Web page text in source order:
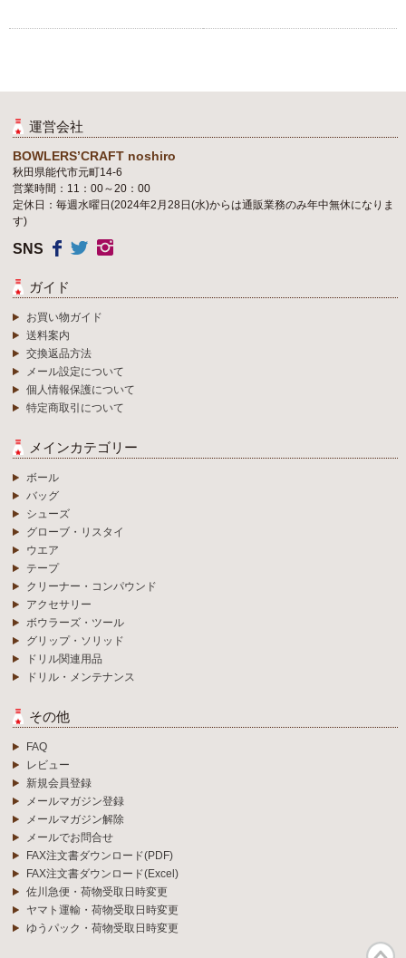
運営会社
BOWLERS’CRAFT noshiro
秋田県能代市元町14-6
営業時間：11：00～20：00
定休日：毎週水曜日(2024年2月28日(水)からは通販業務のみ年中無休になりま
す)
SNS
ガイド
お買い物ガイド
送料案内
交換返品方法
メール設定について
個人情報保護について
特定商取引について
メインカテゴリー
ボール
バッグ
シューズ
グローブ・リスタイ
ウエア
テープ
クリーナー・コンパウンド
アクセサリー
ボウラーズ・ツール
グリップ・ソリッド
ドリル関連用品
ドリル・メンテナンス
その他
FAQ
レビュー
新規会員登録
メールマガジン登録
メールマガジン解除
メールでお問合せ
FAX注文書ダウンロード(PDF)
FAX注文書ダウンロード(Excel)
佐川急便・荷物受取日時変更
ヤマト運輸・荷物受取日時変更
ゆうパック・荷物受取日時変更